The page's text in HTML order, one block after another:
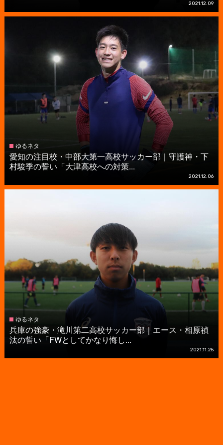
2021.12.09
ゆるネタ
愛知の注目校・中部大第一高校サッカー部｜守護神・下
村駿季の誓い「大津高校への対策...
2021.12.06
ゆるネタ
兵庫の強豪・滝川第二高校サッカー部｜エース・相原禎
汰の誓い「FWとしてかなり悔し...
2021.11.25